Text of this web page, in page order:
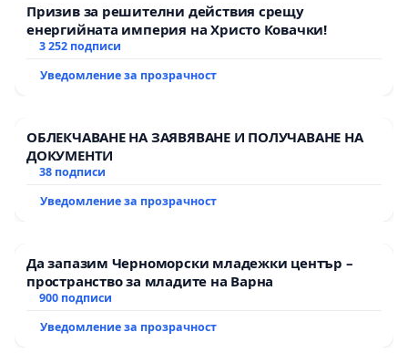
Призив за решителни действия срещу
енергийната империя на Христо Ковачки!
3 252 подписи
Уведомление за прозрачност
ОБЛЕКЧАВАНЕ НА ЗАЯВЯВАНЕ И ПОЛУЧАВАНЕ НА
ДОКУМЕНТИ
38 подписи
Уведомление за прозрачност
Да запазим Черноморски младежки център –
пространство за младите на Варна
900 подписи
Уведомление за прозрачност